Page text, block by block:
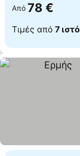
Από 78 €
Τιμές από 7